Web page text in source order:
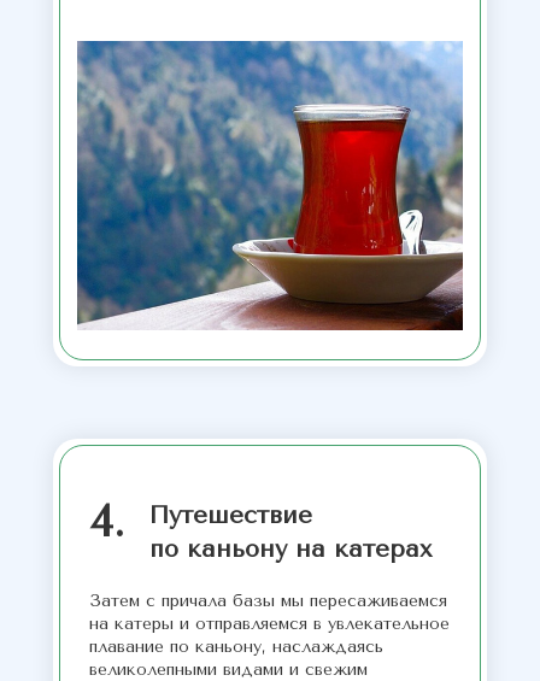
Затем с причала базы мы пересаживаемся
на катеры и отправляемся в увлекательное
плавание по каньону, наслаждаясь
великолепными видами и свежим
Путешествие
по каньону на катерах
4.